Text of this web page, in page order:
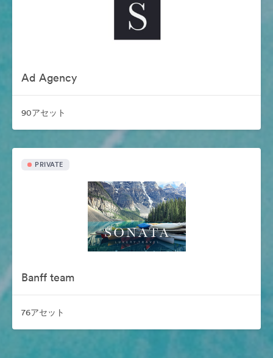
Ad Agency
90アセット
PRIVATE
Banff team
76アセット